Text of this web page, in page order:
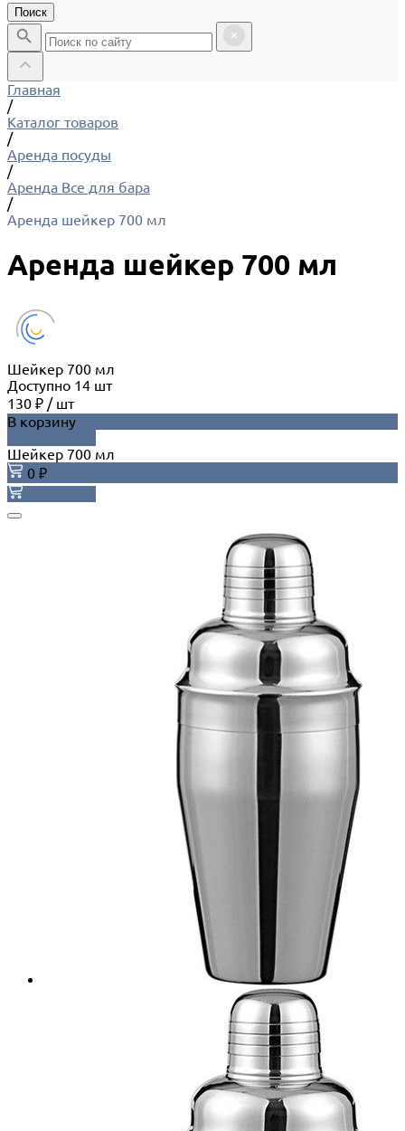
Поиск
Главная
/
Каталог товаров
/
Аренда посуды
/
Аренда Все для бара
/
Аренда шейкер 700 мл
Аренда шейкер 700 мл
Шейкер 700 мл
Доступно 14 шт
130 ₽ / шт
В корзину
Шейкер 700 мл
0 ₽